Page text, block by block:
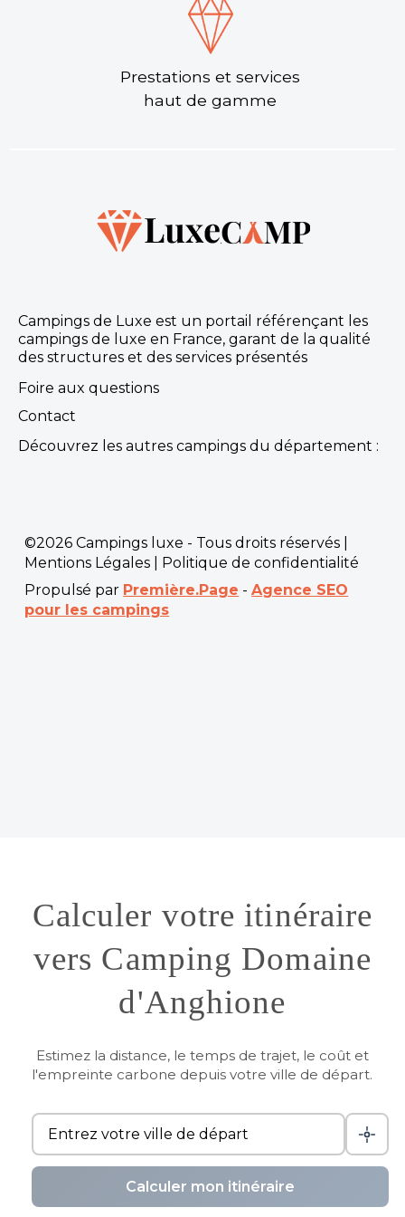
Prestations et services
haut de gamme
Campings de Luxe est un portail référençant les
campings de luxe en France, garant de la qualité
des structures et des services présentés
Foire aux questions
Contact
Découvrez les autres campings du département :
©2026 Campings luxe - Tous droits réservés |
Mentions Légales
Politique de confidentialité
Propulsé par Première.Page -Agence SEO
pour les campings
Calculer votre itinéraire
vers Camping Domaine
d'Anghione
Estimez la distance, le temps de trajet, le coût et
l'empreinte carbone depuis votre ville de départ.
Calculer mon itinéraire